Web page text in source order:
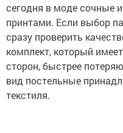
сегодня в моде сочные
принтами. Если выбор
сразу проверить
комплект, который
сторон, быстрее
вид постельные
текстиля.